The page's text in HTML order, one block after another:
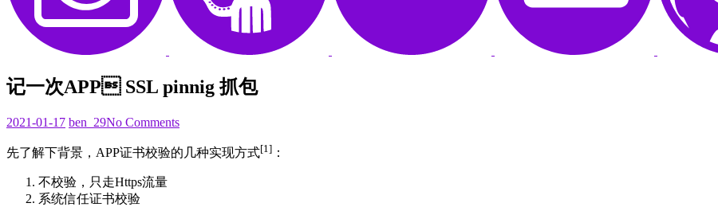
记一次APP SSL pinnig 抓包
2021-01-172021-
23
ben_29No Comments
先了解下背景，APP证书校验的几种实现方式[1] ：
不校验，只走Https流量
系统信任证书校验